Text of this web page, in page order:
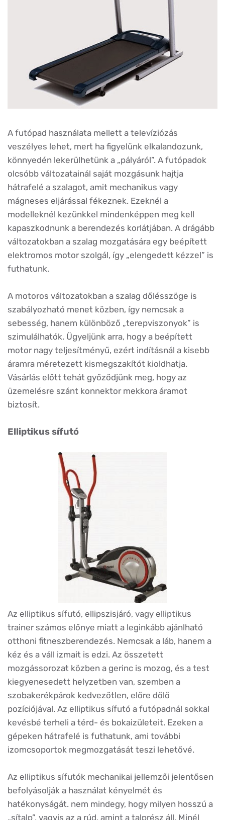
A futópad használata mellett a televíziózás
veszélyes lehet, mert ha figyelünk elkalandozunk,
könnyedén lekerülhetünk a „pályáról”. A futópadok
olcsóbb változatainál saját mozgásunk hajtja
hátrafelé a szalagot, amit mechanikus vagy
mágneses eljárással fékeznek. Ezeknél a
modelleknél kezünkkel mindenképpen meg kell
kapaszkodnunk a berendezés korlátjában. A drágább
változatokban a szalag mozgatására egy beépített
elektromos motor szolgál, így „elengedett kézzel” is
futhatunk.
A motoros változatokban a szalag dőlésszöge is
szabályozható menet közben, így nemcsak a
sebesség, hanem különböző „terepviszonyok” is
szimulálhatók. Ügyeljünk arra, hogy a beépített
motor nagy teljesítményű, ezért indításnál a kisebb
áramra méretezett kismegszakítót kioldhatja.
Vásárlás előtt tehát győződjünk meg, hogy az
üzemelésre szánt konnektor mekkora áramot
biztosít.
Elliptikus sífutó
Az elliptikus sífutó, ellipszisjáró, vagy elliptikus
trainer számos előnye miatt a leginkább ajánlható
otthoni fitneszberendezés. Nemcsak a láb, hanem a
kéz és a váll izmait is edzi. Az összetett
mozgássorozat közben a gerinc is mozog, és a test
kiegyenesedett helyzetben van, szemben a
szobakerékpárok kedvezőtlen, előre dőlő
pozíciójával. Az elliptikus sífutó a futópadnál sokkal
kevésbé terheli a térd- és bokaizületeit. Ezeken a
gépeken hátrafelé is futhatunk, ami további
izomcsoportok megmozgatását teszi lehetővé.
Az elliptikus sífutók mechanikai jellemzői jelentősen
befolyásolják a használat kényelmét és
hatékonyságát. nem mindegy, hogy milyen hosszú a
„sítalp”, vagyis az a rúd, amint a talprész áll. Minél